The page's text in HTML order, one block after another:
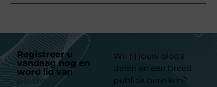
Registreer u
vandaag nog en
word lid van
platform
Wil jij jouw blogs
delen en een breed
publiek bereiken?